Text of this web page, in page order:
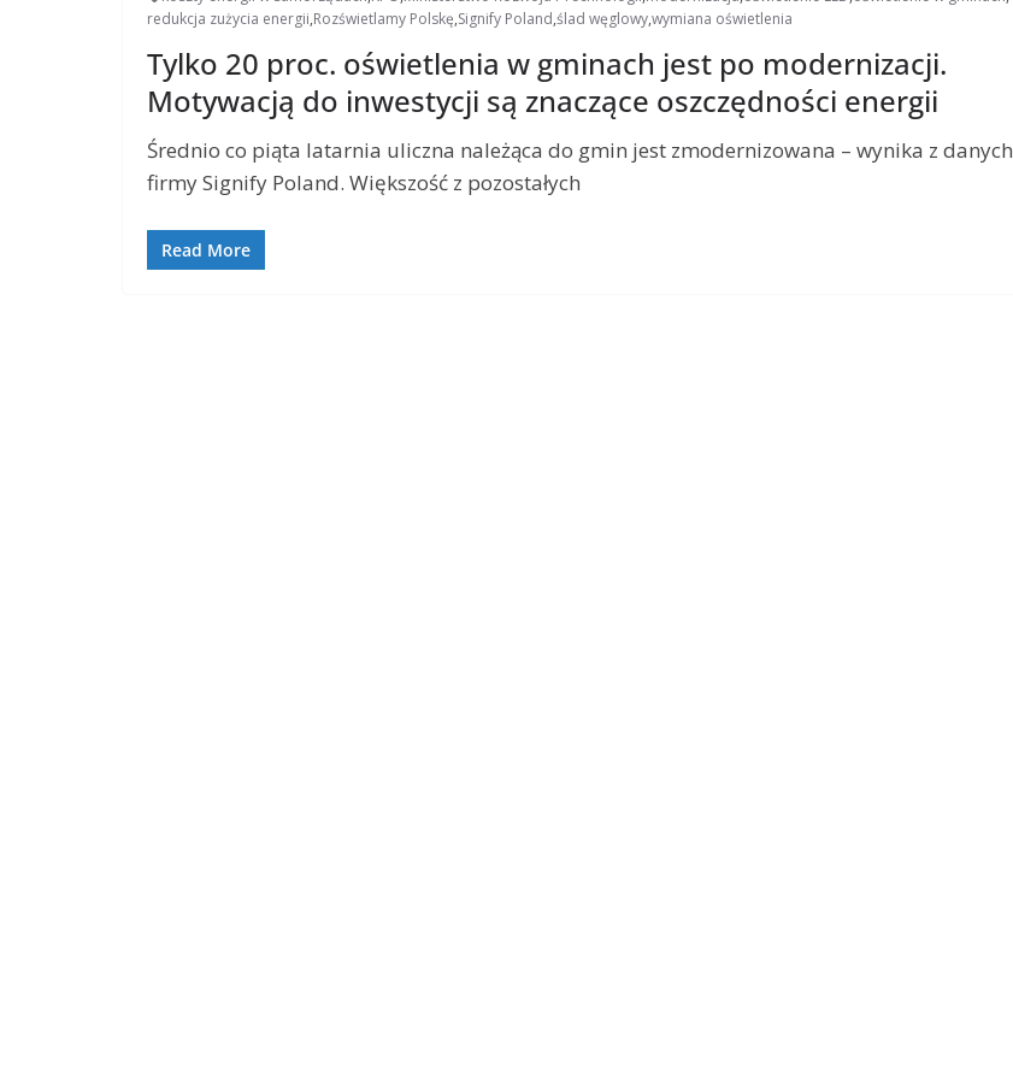
redukcja zużycia energii,Rozświetlamy Polskę,Signify Poland,ślad węglowy,wymiana oświetlenia
Tylko 20 proc. oświetlenia w gminach jest po modernizacji.
Motywacją do inwestycji są znaczące oszczędności energii
Średnio co piąta latarnia uliczna należąca do gmin jest zmodernizowana – wynika z danych
firmy Signify Poland. Większość z pozostałych
Read More